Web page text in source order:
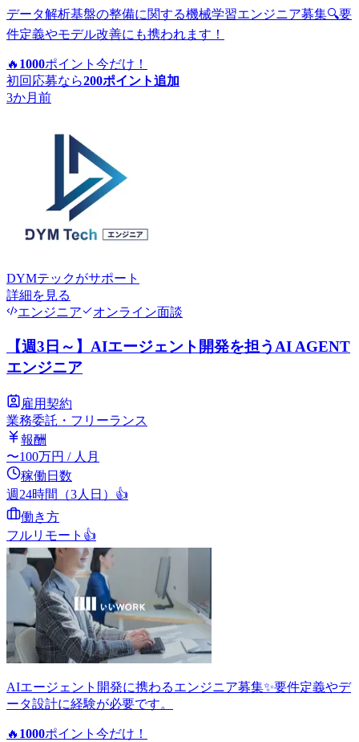
データ解析基盤の整備に関する機械学習エンジニア募集🔍要
件定義やモデル改善にも携われます！
🔥 1000ポイント 今だけ！
初回応募なら200ポイント追加
3か月前
DYMテックがサポート
詳細を見る
エンジニア
オンライン面談
【週3日～】AIエージェント開発を担うAI AGENT
エンジニア
雇用契約
業務委託・フリーランス
報酬
〜100万円 / 人月
稼働日数
週24時間（3人日） 👍
働き方
フルリモート 👍
AIエージェント開発に携わるエンジニア募集✨要件定義やデ
ータ設計に経験が必要です。
🔥 1000ポイント 今だけ！